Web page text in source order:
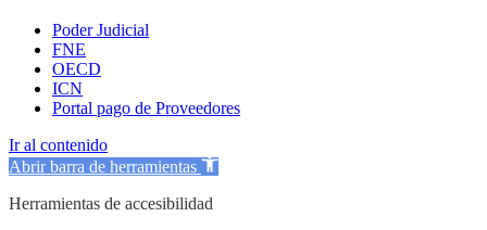
Poder Judicial
FNE
OECD
ICN
Portal pago de Proveedores
Ir al contenido
Abrir barra de herramientas
Herramientas de accesibilidad